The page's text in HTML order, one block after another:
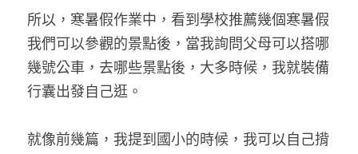
所以，寒暑假作業中，看到學校推薦幾個寒暑假
我們可以參觀的景點後，當我詢問父母可以搭哪
幾號公車，去哪些景點後，大多時候，我就裝備
行囊出發自己逛。
就像前幾篇，我提到國小的時候，我可以自己揹